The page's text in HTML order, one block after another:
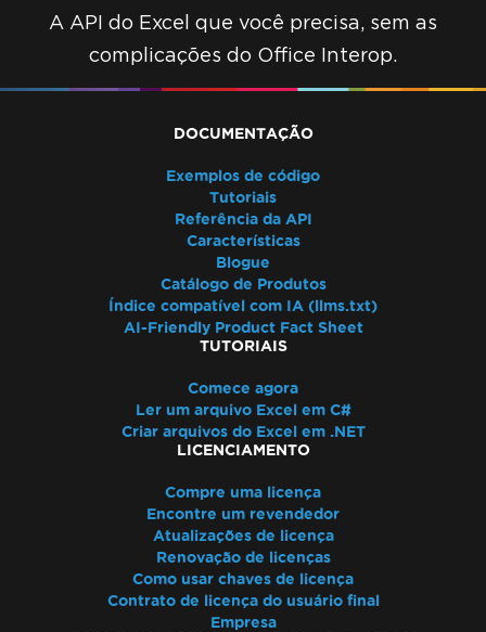
A API do Excel que você precisa, sem as
complicações do Office Interop.
DOCUMENTAÇÃO
Exemplos de código
Tutoriais
Referência da API
Características
Blogue
Catálogo de Produtos
Índice compatível com IA (llms.txt)
AI-Friendly Product Fact Sheet
TUTORIAIS
Comece agora
Ler um arquivo Excel em C#
Criar arquivos do Excel em .NET
LICENCIAMENTO
Compre uma licença
Encontre um revendedor
Atualizações de licença
Renovação de licenças
Como usar chaves de licença
Contrato de licença do usuário final
Empresa